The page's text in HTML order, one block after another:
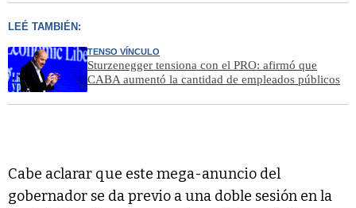
LEÉ TAMBIÉN:
TENSO VÍNCULO
Sturzenegger tensiona con el PRO: afirmó que
CABA aumentó la cantidad de empleados públicos
Cabe aclarar que este mega-anuncio del
gobernador se da previo a una doble sesión en la